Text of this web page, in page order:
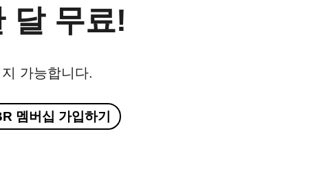
달 무료!
가능합니다.
멤버십 가입하기